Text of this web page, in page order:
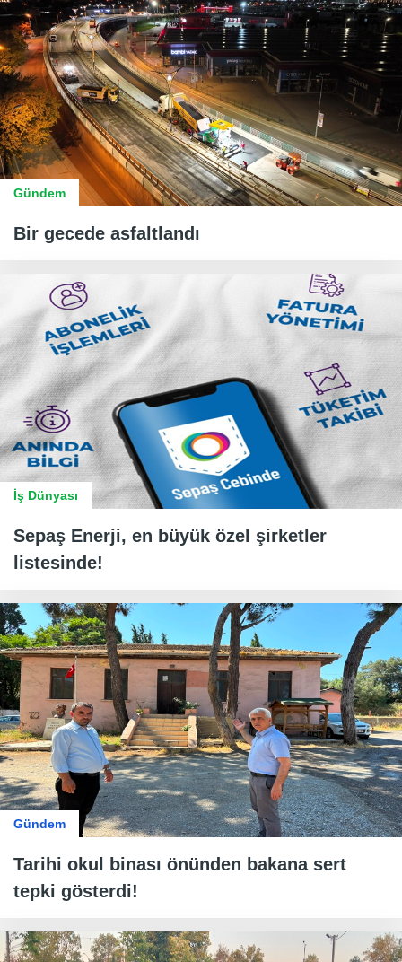
Gündem
Bir gecede asfaltlandı
İş Dünyası
Sepaş Enerji, en büyük özel şirketler
listesinde!
Gündem
Tarihi okul binası önünden bakana sert
tepki gösterdi!